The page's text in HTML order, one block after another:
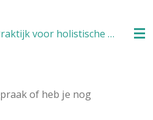
Nancy Popieul Praktijk voor holistische gezondheid voor mens en dier
of heb je nog